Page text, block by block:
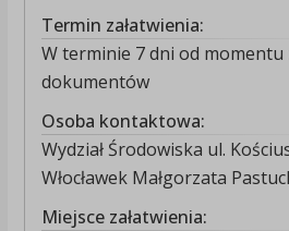
Termin załatwienia:
W terminie 7 dni od momentu
dokumentów
Osoba kontaktowa:
Wydział Środowiska ul.
Włocławek Małgorzata
Miejsce załatwienia: